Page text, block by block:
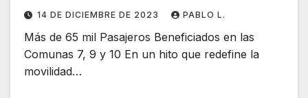
14 DE DICIEMBRE DE 2023 PABLO L.
Más de 65 mil Pasajeros Beneficiados en las
Comunas 7, 9 y 10 En un hito que redefine la
movilidad…